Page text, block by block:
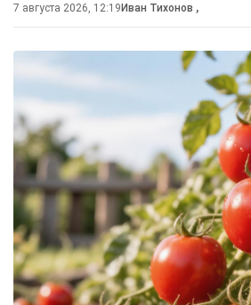
7 августа 2026, 12:19Иван Тихонов ,